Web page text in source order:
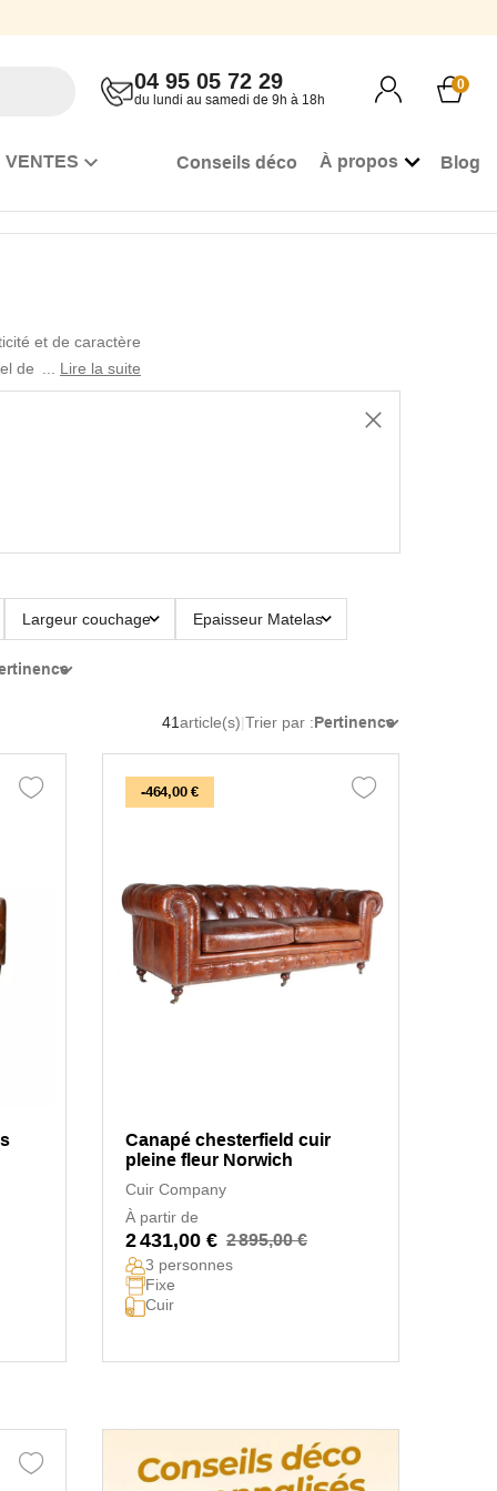
VENTES Conseils déco À propos Blog
04 95 05 72 29
du lundi au samedi de 9h à 18h
0
et de caractère
de ce mobilier est
Lire la suite
Largeur couchage Epaisseur Matelas
41article(s)|Trier par :Pertinence
-464,00 €
Canapé chesterfield cuir
pleine fleur Norwich
Cuir Company
À partir de
2 431,00 € 2 895,00 €
3 personnes
Fixe
Cuir